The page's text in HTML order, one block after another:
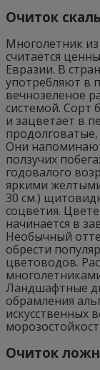
Очиток
Многолетник
считается
Евразии. В
употребляют в
вечнозеленое
системой. Сорт
и зацветает в
Они
ползучих
годовалого
яркими
30 см.)
соцветия.
начинается в
Необычный
обрести
цветоводов.
Ландшафтные
обрамления
искусственных
Очиток